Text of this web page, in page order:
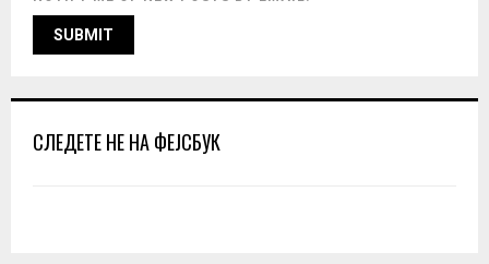
СЛЕДЕТЕ НЕ НА ФЕЈСБУК